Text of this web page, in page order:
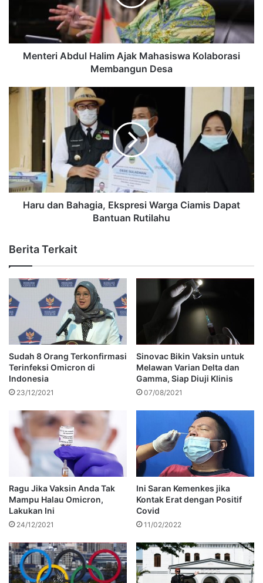
Menteri Abdul Halim Ajak Mahasiswa Kolaborasi
Membangun Desa
Haru dan Bahagia, Ekspresi Warga Ciamis Dapat
Bantuan Rutilahu
Berita Terkait
Sudah 8 Orang Terkonfirmasi
Terinfeksi Omicron di
Indonesia
23/12/2021
Sinovac Bikin Vaksin untuk
Melawan Varian Delta dan
Gamma, Siap Diuji Klinis
07/08/2021
Ragu Jika Vaksin Anda Tak
Mampu Halau Omicron,
Lakukan Ini
24/12/2021
Ini Saran Kemenkes jika
Kontak Erat dengan Positif
Covid
11/02/2022